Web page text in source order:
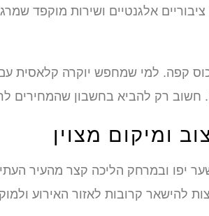
אלגנטיים ושירות מוקפד
קפה. למי שמחפש יוקרה קלאסית עם
חשוב רק להביא בחשבון שהמחירים
ומיקום מצוין
יפו ובמרחק הליכה קצר מהעיר
להישאר קרובות לאזור האירוע